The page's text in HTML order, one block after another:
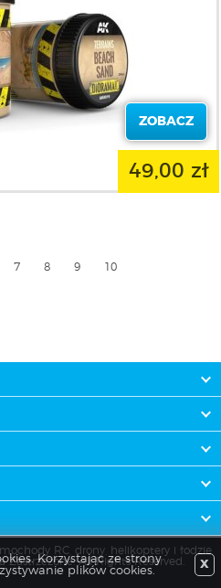
ZOBACZ
49,00 zł
7 8 9 10
RC, drony, helikoptery i łodzie
Zastrzeżone. All Rights Reserved.
Korzystając ze strony
plików cookies.
X